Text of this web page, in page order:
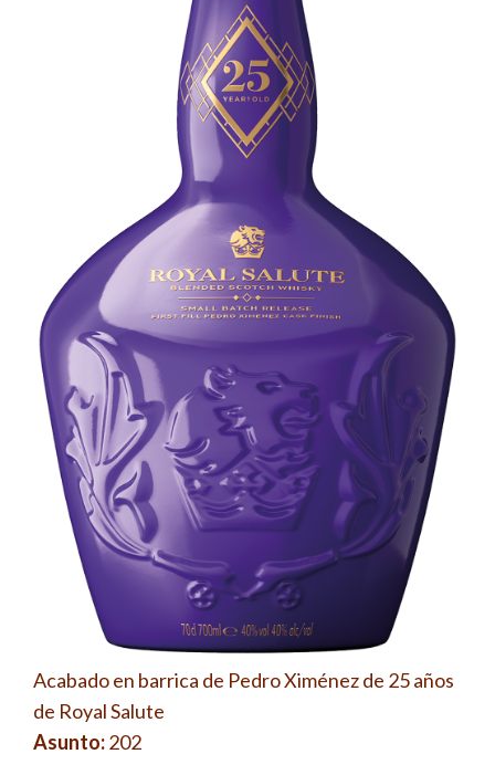
Acabado en barrica de Pedro Ximénez de 25 años
de Royal Salute
Asunto:202